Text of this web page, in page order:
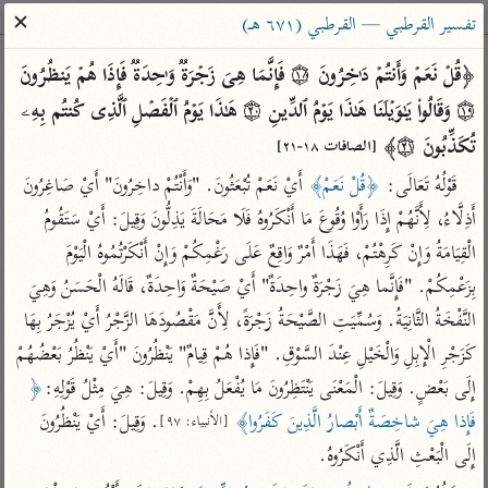
ساهم معنا في نشر القرآن والعلم الشرعي
الباحث القرآني
بحث علوم مصاحف معاجم
Type 2 or more characters for results.
Type 1 or more
characters for results.
أمّهات
تفسير الطبري
تفسير ابن كثير
تفسير القرطبي
تفسير البغوي
عامّة
فتح البيان للقنوجي
فتح القدير للشوكاني
تفسير ابن جزي
معاصرة
الميسر
المختصر في
التفسير
تفسير السعدي
تفسير القرطبي — القرطبي (٦٧١ هـ)
✕
تُكَذِّبُونَ ۝٢١﴾
[الصافات ١٨-٢١]
قَوْلُهُ تَعَالَى: ﴿قُلْ نَعَمْ﴾
إِلَى بَعْضٍ. وَقِيلَ: الْمَعْنَى يَنْتَظِرُونَ مَا يُفْعَلُ بِهِمْ. وَقِيلَ: هِيَ مِثْلُ قَوْلِهِ:
فَإِذا هِيَ شاخِصَةٌ أَبْصارُ الَّذِينَ كَفَرُوا﴾ [الأنبياء: ٩٧]
إِلَى الْبَعْثِ الَّذِي أَنْكَرُوهُ.